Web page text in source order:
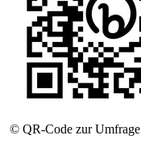
© QR-Code zur Umfrage